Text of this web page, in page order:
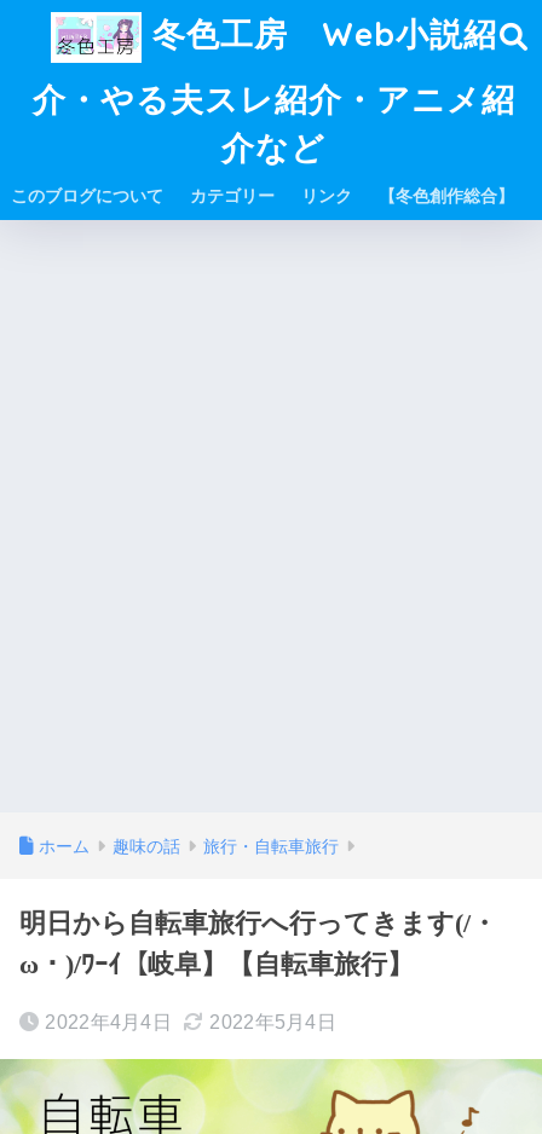
冬色工房 Web小説紹
介・やる夫スレ紹介・アニメ紹
介など
このブログについて カテゴリー リンク 【冬色創作総合】
ホーム 趣味の話 旅行・自転車旅行
明日から自転車旅行へ行ってきます(/・
ω・)/ﾜｰｲ【岐阜】【自転車旅行】
2022年4月4日 2022年5月4日